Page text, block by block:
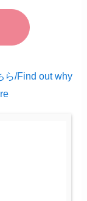
ら/Find out why